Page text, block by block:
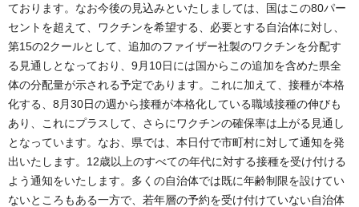
ております。なお今後の見込みといたしましては、国はこの80パー
セントを超えて、ワクチンを希望する、必要とする自治体に対し、
第15の2クールとして、追加のファイザー社製のワクチンを分配す
る見通しとなっており、9月10日には国からこの追加を含めた県全
体の分配量が示される予定であります。これに加えて、接種が本格
化する、8月30日の週から接種が本格化している職域接種の伸びも
あり、これにプラスして、さらにワクチンの確保率は上がる見通し
となっています。なお、県では、本日付で市町村に対して通知を発
出いたします。12歳以上のすべての年代に対する接種を受け付ける
よう通知をいたします。多くの自治体では既に年齢制限を設けてい
ないところもある一方で、若年層の予約を受け付けていない自治体